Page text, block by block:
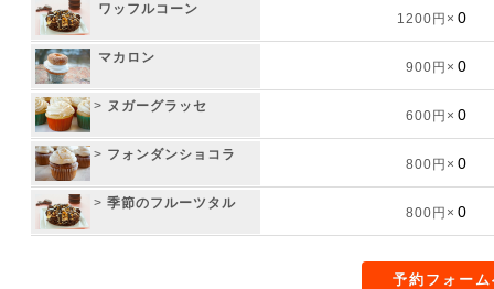
ワッフルコーン
1200円×
マカロン
900円×
> ヌガーグラッセ
600円×
> フォンダンショコラ
800円×
> 季節のフルーツタル
800円×